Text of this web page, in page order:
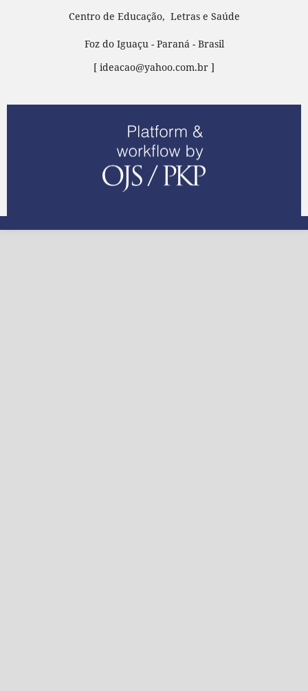
Centro de Educação, Letras e Saúde
Foz do Iguaçu - Paraná - Brasil
[ ideacao@yahoo.com.br ]